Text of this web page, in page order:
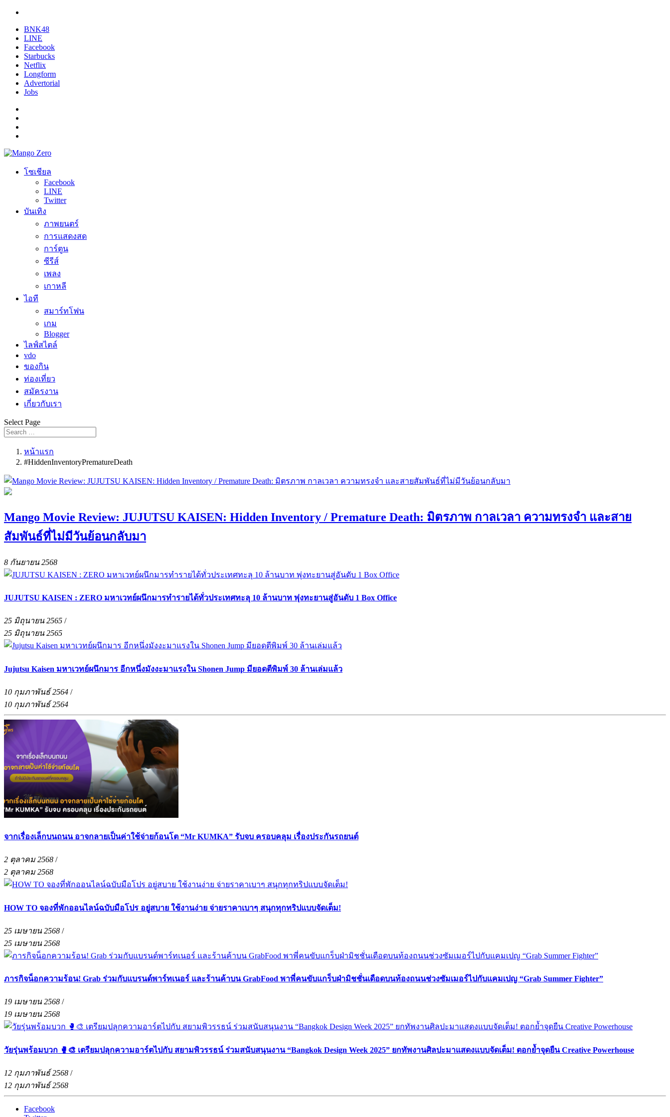
BNK48
LINE
Facebook
Starbucks
Netflix
Longform
Advertorial
Jobs
โซเชียล
Facebook
LINE
Twitter
บันเทิง
ภาพยนตร์
การแสดงสด
การ์ตูน
ซีรีส์
เพลง
เกาหลี
ไอที
สมาร์ทโฟน
เกม
Blogger
ไลฟ์สไตล์
vdo
ของกิน
ท่องเที่ยว
สมัครงาน
เกี่ยวกับเรา
Select Page
หน้าแรก
#HiddenInventoryPrematureDeath
Mango Movie Review: JUJUTSU KAISEN: Hidden Inventory / Premature Death: มิตรภาพ กาลเวลา ความทรงจำ และสาย
สัมพันธ์ที่ไม่มีวันย้อนกลับมา
8 กันยายน 2568
JUJUTSU KAISEN : ZERO มหาเวทย์ผนึกมารทำรายได้ทั่วประเทศทะลุ 10 ล้านบาท พุ่งทะยานสู่อันดับ 1 Box Office
25 มิถุนายน 2565 /
25 มิถุนายน 2565
Jujutsu Kaisen มหาเวทย์ผนึกมาร อีกหนึ่งมังงะมาแรงใน Shonen Jump มียอดตีพิมพ์ 30 ล้านเล่มแล้ว
10 กุมภาพันธ์ 2564 /
10 กุมภาพันธ์ 2564
จากเรื่องเล็กบนถนน อาจกลายเป็นค่าใช้จ่ายก้อนโต “Mr KUMKA” รับจบ ครอบคลุม เรื่องประกันรถยนต์
2 ตุลาคม 2568 /
2 ตุลาคม 2568
HOW TO จองที่พักออนไลน์ฉบับมือโปร อยู่สบาย ใช้งานง่าย จ่ายราคาเบาๆ สนุกทุกทริปแบบจัดเต็ม!
25 เมษายน 2568 /
25 เมษายน 2568
ภารกิจน็อกความร้อน! Grab ร่วมกับแบรนด์พาร์ทเนอร์ และร้านค้าบน GrabFood พาพี่คนขับแกร็บฝ่ามิชชั่นเดือดบนท้องถนนช่วงซัมเมอร์ไปกับแคมเปญ “Grab Summer Fighter”
19 เมษายน 2568 /
19 เมษายน 2568
วัยรุ่นพร้อมบวก 🥊🎨 เตรียมปลุกความอาร์ตไปกับ สยามพิวรรธน์ ร่วมสนับสนุนงาน “Bangkok Design Week 2025” ยกทัพงานศิลปะมาแสดงแบบจัดเต็ม! ตอกย้ำจุดยืน Creative Powerhouse
12 กุมภาพันธ์ 2568 /
12 กุมภาพันธ์ 2568
Facebook